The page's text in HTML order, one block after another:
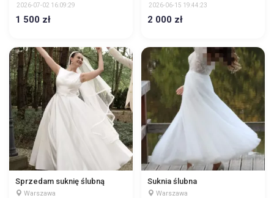
2026-07-02 16:09:29
1 500 zł
2026-06-15 19:44:23
2 000 zł
Sprzedam suknię ślubną
Warszawa
Suknia ślubna
Warszawa